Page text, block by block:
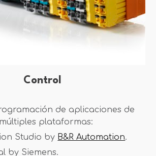
Control
de aplicaciones de
plataformas:
Studio by B&R Automation.
by Siemens.